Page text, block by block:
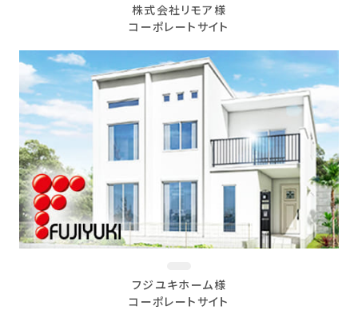
株式会社リモア様
コーポレートサイト
フジユキホーム様
コーポレートサイト